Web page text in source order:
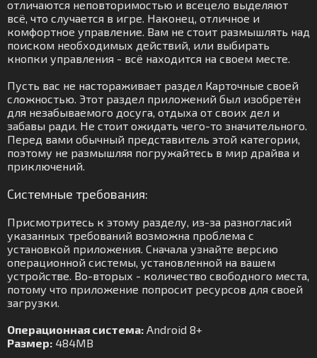
отличаются неповторимостью и всецело выделяют
всё, что случается в игре. Наконец, отличное и
комфортное управление. Вам не стоит размышлять над
поиском необходимых действий, или выбирать
кнопки управления - всё находится на своем месте.
Пусть вас не настораживает раздел Карточные своей
сложностью. Этот раздел приложений был изобретён
для незабываемого досуга, отдыха от своих дел и
забавы ради. Не стоит ожидать чего-то значительного.
Перед вами обычный представитель этой категории,
поэтому не размышляя погружайтесь в мир драйва и
приключений.
Системные требования:
Присмотритесь к этому разделу, из-за разногласий
указанных требований возможна проблема с
установкой приложения. Сначала узнайте версию
операционной системы, установленной на вашем
устройстве. Во-вторых - количество свободного места,
потому что приложение попросит ресурсов для своей
загрузки.
Операционная система: Android 8+
Размер: 484MB